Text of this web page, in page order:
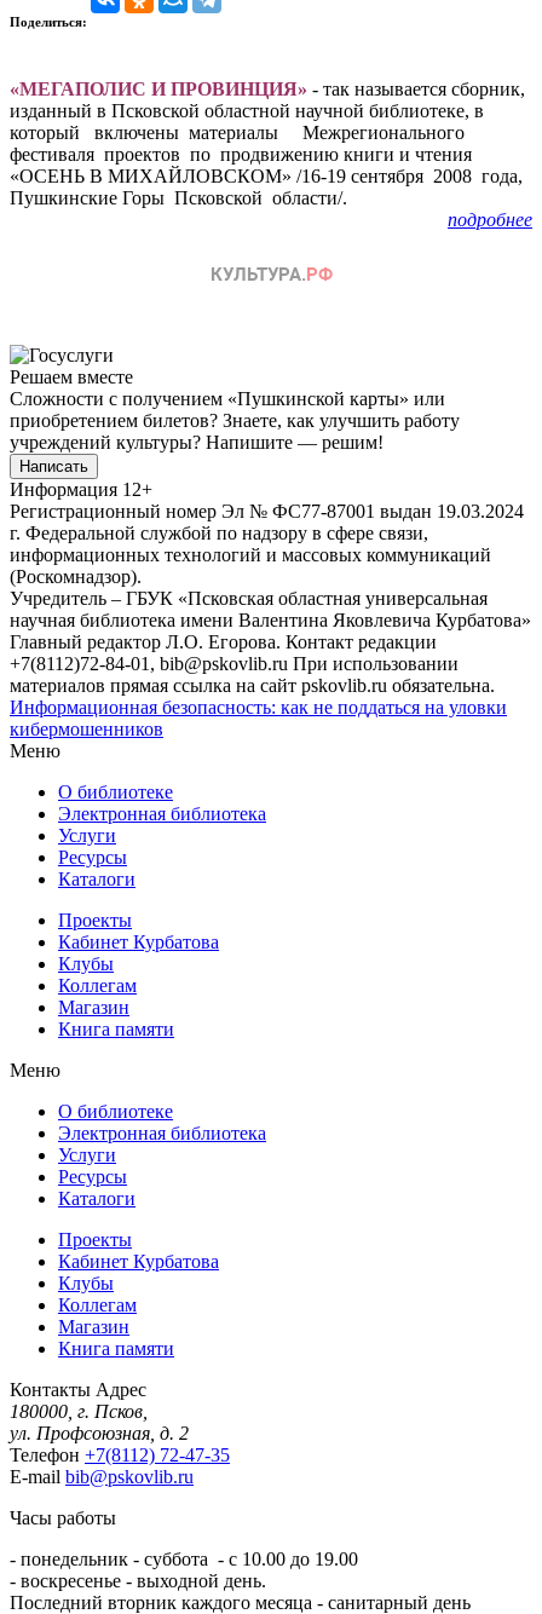
Поделиться:
«МЕГАПОЛИС И ПРОВИНЦИЯ» - так называется сборник,
изданный в Псковской областной научной библиотеке, в
который включены материалы Межрегионального
фестиваля проектов по продвижению книги и чтения
«ОСЕНЬ В МИХАЙЛОВСКОМ» /16-19 сентября 2008 года,
Пушкинские Горы Псковской области/.
подробнее
Решаем вместе
Сложности с получением «Пушкинской карты» или
приобретением билетов? Знаете, как улучшить работу
учреждений культуры? Напишите — решим!
Написать
Информация 12+
Регистрационный номер Эл № ФС77-87001 выдан 19.03.2024
г. Федеральной службой по надзору в сфере связи,
информационных технологий и массовых коммуникаций
(Роскомнадзор).
Учредитель – ГБУК «Псковская областная универсальная
научная библиотека имени Валентина Яковлевича Курбатова»
Главный редактор Л.О. Егорова. Контакт редакции
+7(8112)72-84-01, bib@pskovlib.ru При использовании
материалов прямая ссылка на сайт pskovlib.ru обязательна.
Информационная безопасность: как не поддаться на уловки
кибермошенников
Меню
О библиотеке
Электронная библиотека
Услуги
Ресурсы
Каталоги
Проекты
Кабинет Курбатова
Клубы
Коллегам
Магазин
Книга памяти
Меню
О библиотеке
Электронная библиотека
Услуги
Ресурсы
Каталоги
Проекты
Кабинет Курбатова
Клубы
Коллегам
Магазин
Книга памяти
Контакты Адрес
180000, г. Псков,
ул. Профсоюзная, д. 2
Телефон +7(8112) 72-47-35
E-mail bib@pskovlib.ru
Часы работы
- понедельник - суббота - с 10.00 до 19.00
- воскресенье - выходной день.
Последний вторник каждого месяца - санитарный день